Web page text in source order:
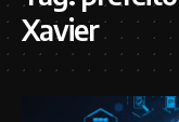
Xavier